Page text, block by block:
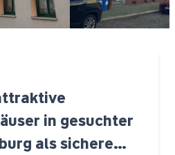
in gesuchter
als sichere